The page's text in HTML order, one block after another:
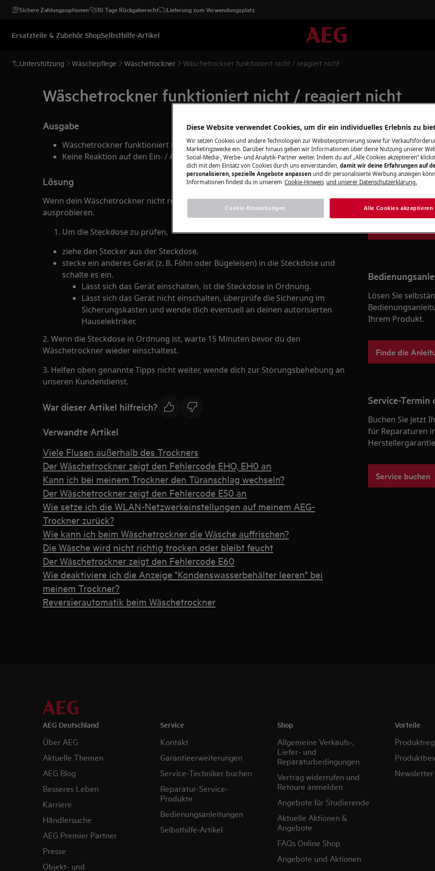
Sichere Zahlungsoptionen 30 Tage Rückgaberecht Lieferung zum Verwendungsplatz
Ersatzteile & Zubehör ShopSelbsthilfe-Artikel
Unterstützung Wäschepflege Wäschetrockner Wäschetrockner funktioniert nicht / reagiert nicht
Wäschetrockner funktioniert nicht / reagiert nicht
Ausgabe
Wäschetrockner funktioniert nicht / reagiert nicht
Keine Reaktion auf den Ein- / Ausschalter
Lösung
Wenn dein Wäschetrockner nicht reagiert, kannst du die folgenden Schritte
ausprobieren.
Um die Steckdose zu prüfen,
ziehe den Stecker aus der Steckdose.
stecke ein anderes Gerät (z. B. Föhn oder Bügeleisen) in die Steckdose und
schalte es ein.
Lässt sich das Gerät einschalten, ist die Steckdose in Ordnung.
Lässt sich das Gerät nicht einschalten, überprüfe die Sicherung im
Sicherungskasten und wende dich eventuell an deinen autorisierten
Hauselektriker.
2. Wenn die Steckdose in Ordnung ist, warte 15 Minuten bevor du den
Wäschetrockner wieder einschaltest.
3. Helfen oben genannte Tipps nicht weiter, wende dich zur Störungsbehebung an
unseren Kundendienst.
War dieser Artikel hilfreich?
Verwandte Artikel
Viele Flusen außerhalb des Trockners
Der Wäschetrockner zeigt den Fehlercode EHO, EH0 an
Kann ich bei meinem Trockner den Türanschlag wechseln?
Der Wäschetrockner zeigt den Fehlercode E50 an
Wie setze ich die WLAN-Netzwerkeinstellungen auf meinem AEG-
Trockner zurück?
Wie kann ich beim Wäschetrockner die Wäsche auffrischen?
Die Wäsche wird nicht richtig trocken oder bleibt feucht
Der Wäschetrockner zeigt den Fehlercode E60
Wie deaktiviere ich die Anzeige "Kondenswasserbehälter leeren" bei
meinem Trockner?
Reversierautomatik beim Wäschetrockner
Finden Sie das
Ersatzteile für
Holen Sie das
dem richtigen
Lösen Sie
Ihrem Produkt.
Finde die
Service-Termin
Buchen Sie jetzt
für Reparaturen
Service buchen
AEG Deutschland
Über AEG
Aktuelle Themen
AEG Blog
Besseres Leben
Karriere
Händlersuche
AEG Premier Partner
Presse
Objekt- und
Service
Kontakt
Garantieerweiterungen
Service-Techniker buchen
Reparatur-Service-
Produkte
Bedienungsanleitungen
Selbsthilfe-Artikel
Shop
Allgemeine Verkaufs-,
Liefer- und
Reparaturbedingungen
Vertrag widerrufen und
Retoure anmelden
Angebote für Studierende
Aktuelle Aktionen &
Angebote
FAQs Online Shop
Angebote und Aktionen
Vorteile
Newsletter
Diese Website verwendet Cookies, um dir ein individuelles Erlebnis zu
Wir setzen Cookies und andere Technologien zur Websiteoptimierung sowie für
Marketingzwecke ein. Darüber hinaus geben wir Informationen über deine Nutzung unserer
Social-Media-, Werbe- und Analytik-Partner weiter. Indem du auf „Alle Cookies akzeptieren“
dich mit dem Einsatz von Cookies durch uns einverstanden, damit wir deine Erfahrungen auf
personalisieren, spezielle Angebote anpassen und dir personalisierte Werbung anzeigen
Informationen findest du in unserem Cookie-Hinweis und unserer Datenschutzerklärung.
Cookie-Einstellungen Alle Cookies akzeptieren